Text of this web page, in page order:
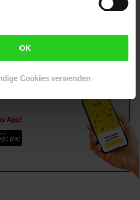
OK
Cookies verwenden
Gutschein
Newsletter anmelden
App!